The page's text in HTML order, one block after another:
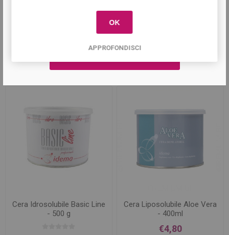
€9,50
Cera Depilatoria Nacrée -
Cera Idrosolubile Basic Line
- 500 g
Cera Liposolubile Aloe Vera
- 400ml
€4,80
OK
APPROFONDISCI